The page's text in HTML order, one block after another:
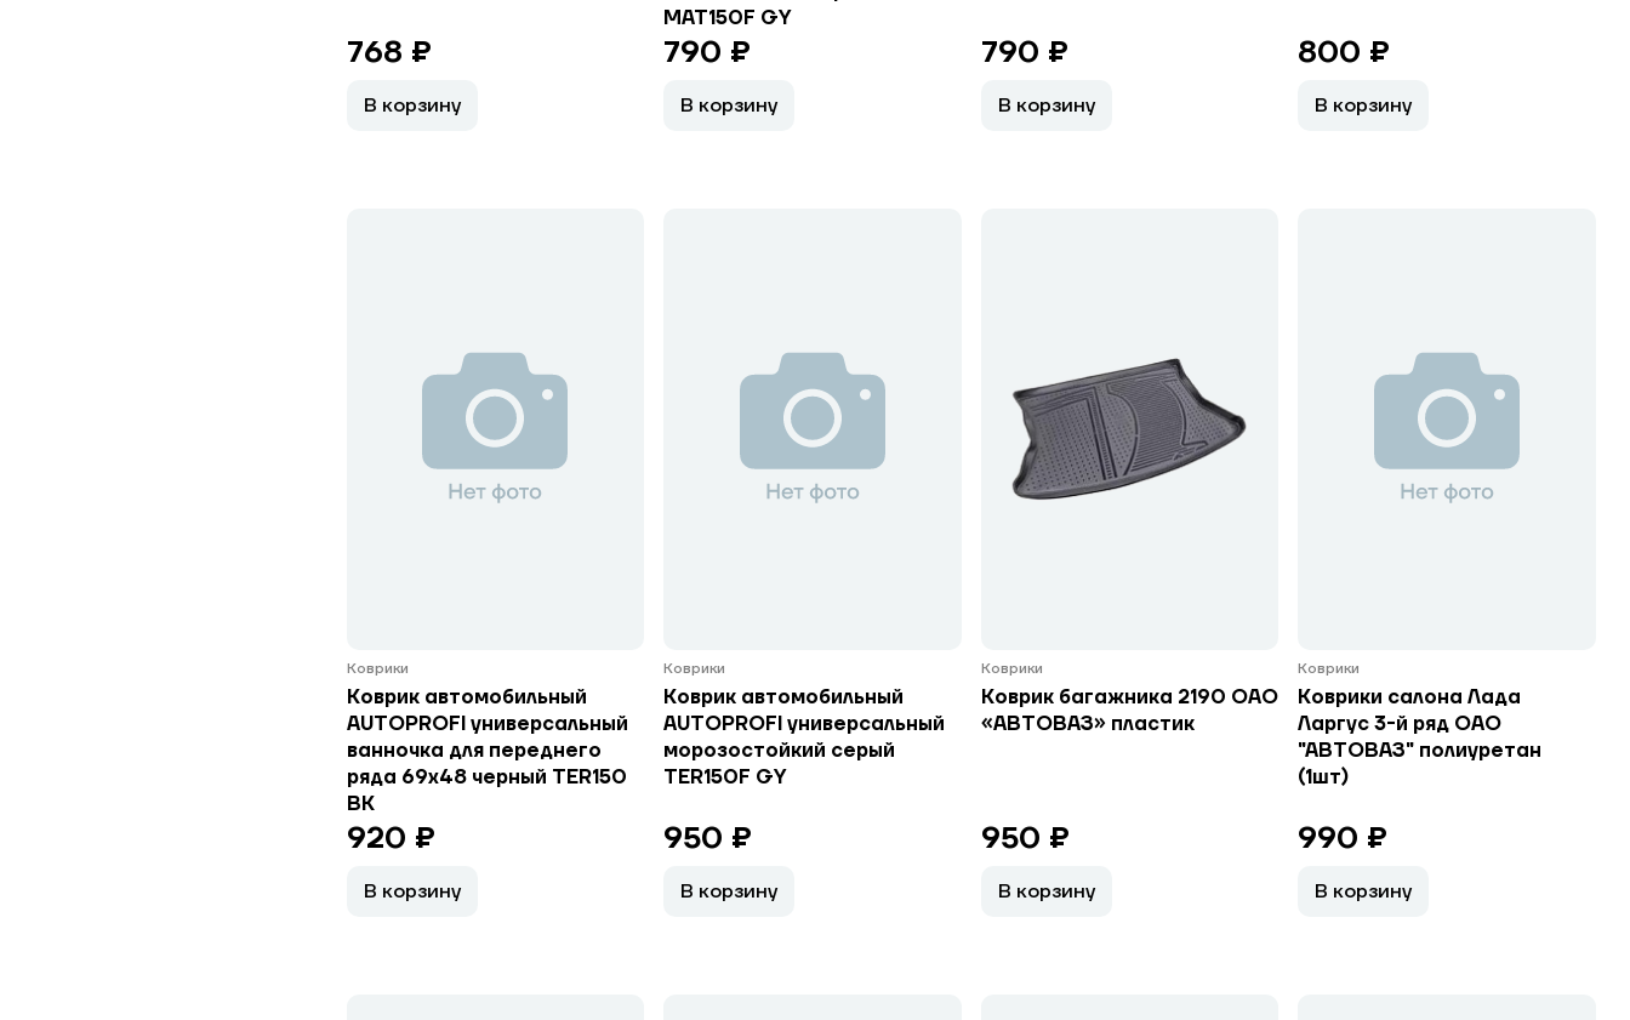
768 ₽
В корзину
MAT150F GY
790 ₽
В корзину
790 ₽
В корзину
800 ₽
В корзину
Коврики
Коврик автомобильный
AUTOPROFI универсальный
ванночка для переднего
ряда 69x48 черный TER150
BK
920 ₽
В корзину
Коврики
Коврик автомобильный
AUTOPROFI универсальный
морозостойкий серый
TER150F GY
950 ₽
В корзину
Коврики
Коврик багажника 2190 ОАО
«АВТОВАЗ» пластик
950 ₽
В корзину
Коврики
Коврики салона Лада
Ларгус 3-й ряд ОАО
"АВТОВАЗ" полиуретан
(1шт)
990 ₽
В корзину